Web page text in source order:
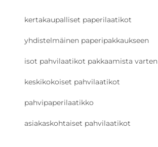
kertakaupalliset paperilaatikot
yhdistelmäinen paperipakkaukseen
isot pahvilaatikot pakkaamista varten
keskikokoiset pahvilaatikot
pahvipaperilaatikko
asiakaskohtaiset pahvilaatikot